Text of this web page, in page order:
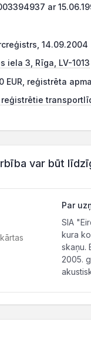
ar
14.09.2004
iela 3, Rīga, LV-1013
EUR, reģistrēta
reģistrētie
var būt
Par
SIA
kura
skaņu.
2005.